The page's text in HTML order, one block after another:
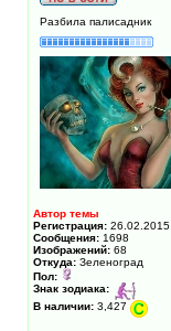
Разбила палисадник
Автор темы
Регистрация: 26.02.2015
Сообщения: 1698
Изображений: 68
Откуда: Зеленоград
Пол:
Знак зодиака:
В наличии: 3,427